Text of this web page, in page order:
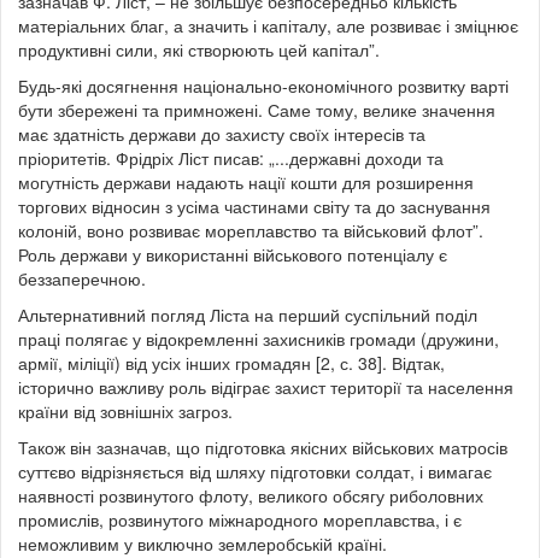
матеріальних благ, а значить і капіталу, але розвиває і зміцнює
продуктивні сили, які створюють цей капітал”.
Будь-які досягнення національно-економічного розвитку варті
бути збережені та примножені. Саме тому, велике значення
має здатність держави до захисту своїх інтересів та
пріоритетів. Фрідріх Ліст писав: „...державні доходи та
могутність держави надають нації кошти для розширення
торгових відносин з усіма частинами світу та до заснування
колоній, воно розвиває мореплавство та військовий флот”.
Роль держави у використанні військового потенціалу є
беззаперечною.
Альтернативний погляд Ліста на перший суспільний поділ
праці полягає у відокремленні захисників громади (дружини,
армії, міліції) від усіх інших громадян [2, с. 38]. Відтак,
історично важливу роль відіграє захист території та населення
країни від зовнішніх загроз.
Також він зазначав, що підготовка якісних військових матросів
суттєво відрізняється від шляху підготовки солдат, і вимагає
наявності розвинутого флоту, великого обсягу риболовних
промислів, розвинутого міжнародного мореплавства, і є
неможливим у виключно землеробській країні.